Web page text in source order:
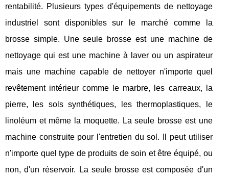
rentabilité. Plusieurs types d'équipements de nettoyage
industriel sont disponibles sur le marché comme la
brosse simple. Une seule brosse est une machine de
nettoyage qui est une machine à laver ou un aspirateur
mais une machine capable de nettoyer n'importe quel
revêtement intérieur comme le marbre, les carreaux, la
pierre, les sols synthétiques, les thermoplastiques, le
linoléum et même la moquette. La seule brosse est une
machine construite pour l'entretien du sol. Il peut utiliser
n'importe quel type de produits de soin et être équipé, ou
non, d'un réservoir. La seule brosse est composée d'un